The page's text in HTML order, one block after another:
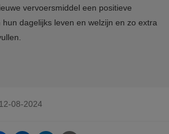
vervoersmiddel een positieve
dagelijks leven en welzijn en zo extra
12-08-2024